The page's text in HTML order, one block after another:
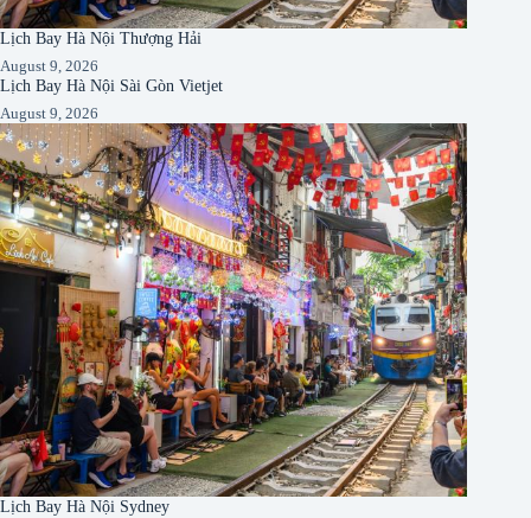
Lịch Bay Hà Nội Thượng Hải
August 9, 2026
Lịch Bay Hà Nội Sài Gòn Vietjet
August 9, 2026
Lịch Bay Hà Nội Sydney